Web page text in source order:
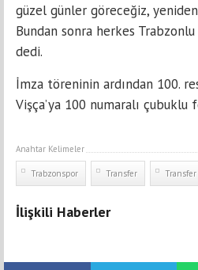
güzel günler göreceğiz,
Bundan sonra herkes Trabzonlu
dedi.
İmza töreninin ardından 100.
Vişça’ya 100 numaralı çubuklu
Anahtar Kelimeler
Trabzonspor Transfer
İlişkili Haberler